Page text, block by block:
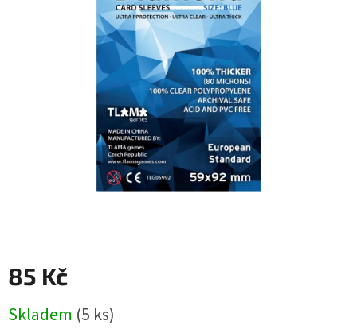
85 Kč
cena:
Skladem (5 ks)